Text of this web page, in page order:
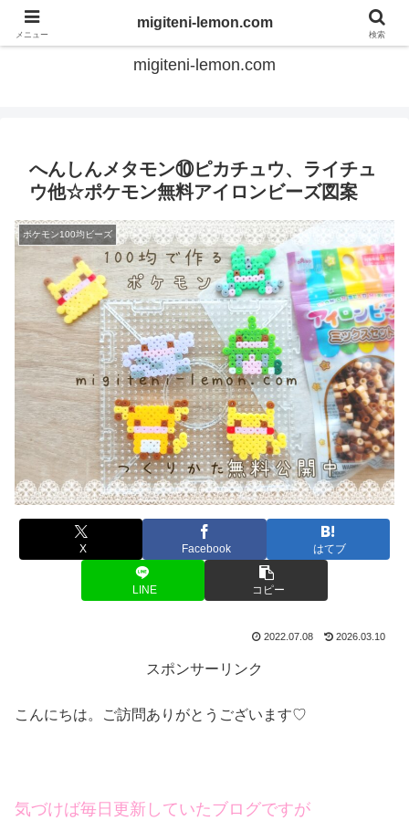
てのひらアイロンビーズ
migiteni-lemon.com
へんしんメタモン⑩ピカチュウ、ライチュ
ウ他☆ポケモン無料アイロンビーズ図案
ポケモン100均ビーズ
X Facebook はてブ
LINE コピー
2022.07.08 2026.03.10
スポンサーリンク
こんにちは。ご訪問ありがとうございます♡
気づけば毎日更新していたブログですが
メニュー
migiteni-lemon.com
検索